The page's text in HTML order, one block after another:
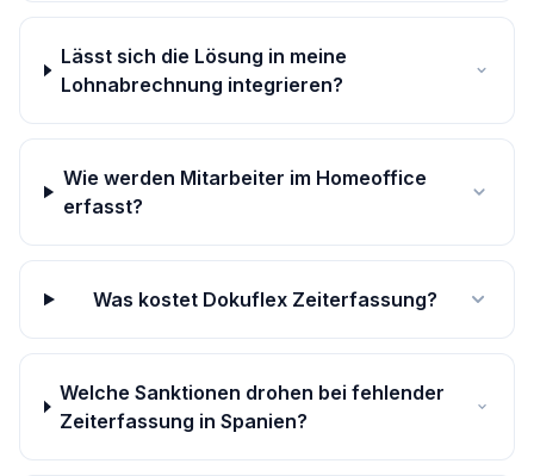
Lässt sich die Lösung in meine
Lohnabrechnung integrieren?
Wie werden Mitarbeiter im Homeoffice
erfasst?
Was kostet Dokuflex Zeiterfassung?
Welche Sanktionen drohen bei fehlender
Zeiterfassung in Spanien?